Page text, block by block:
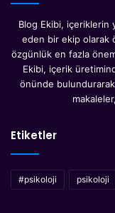
Blog Ekibi, içeriklerin
eden bir ekip olarak
özgünlük en fazla
Ekibi, içerik
önünde
Etiketler
#psikoloji psikoloji